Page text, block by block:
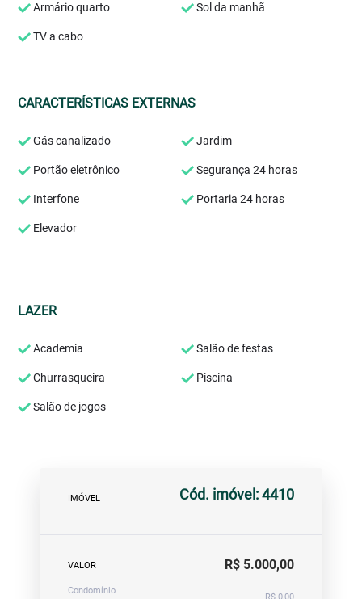
Armário quarto Sol da manhã
TV a cabo
CARACTERÍSTICAS EXTERNAS
Gás canalizado Jardim
Portão eletrônico Segurança 24 horas
Interfone Portaria 24 horas
Elevador
LAZER
Academia Salão de festas
Churrasqueira Piscina
Salão de jogos
IMÓVEL Cód. imóvel: 4410
VALOR R$ 5.000,00
Condomínio